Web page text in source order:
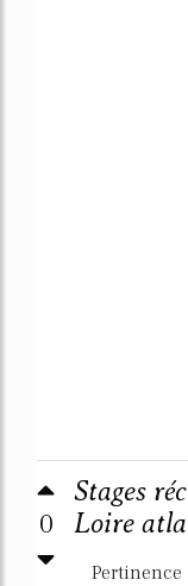
0
Stages
Loire
Pertinence